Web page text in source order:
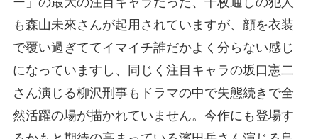
も森山未來さんが起用されていますが、顔を衣装
で覆い過ぎててイマイチ誰だかよく分らない感じ
になっていますし、同じく注目キャラの坂口憲二
さん演じる柳沢刑事もドラマの中で失態続きで全
然活躍の場が描かれていません。今作にも登場す